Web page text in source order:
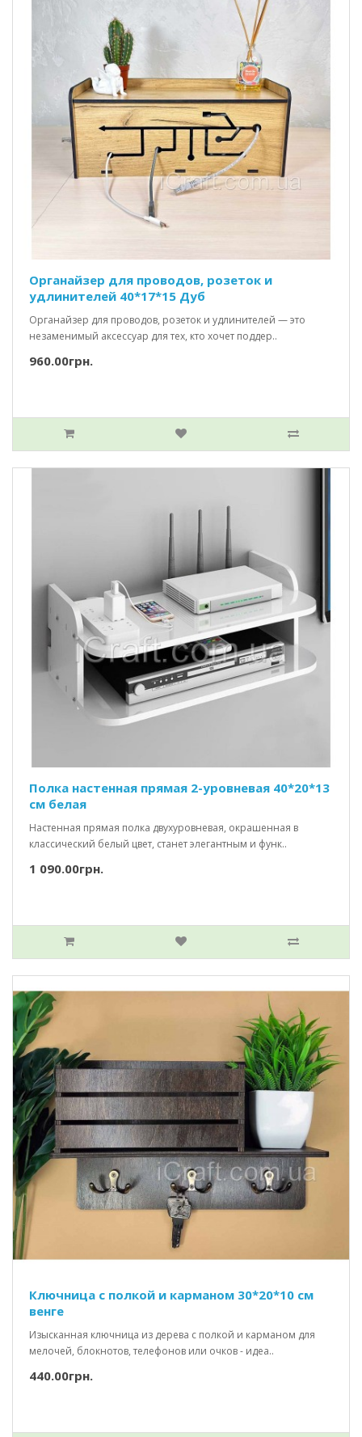
Органайзер для проводов, розеток и
удлинителей 40*17*15 Дуб
Органайзер для проводов, розеток и удлинителей — это
незаменимый аксессуар для тех, кто хочет поддер..
960.00грн.
Полка настенная прямая 2-уровневая 40*20*13
см белая
Настенная прямая полка двухуровневая, окрашенная в
классический белый цвет, станет элегантным и функ..
1 090.00грн.
Ключница с полкой и карманом 30*20*10 см
венге
Изысканная ключница из дерева с полкой и карманом для
мелочей, блокнотов, телефонов или очков - идеа..
440.00грн.